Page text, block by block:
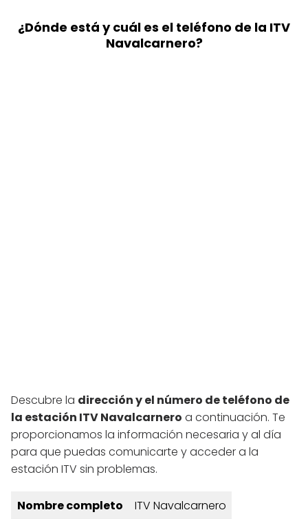
¿Dónde está y cuál es el teléfono de la ITV
Navalcarnero?
Descubre la dirección y el número de teléfono de
la estación ITV Navalcarnero a continuación. Te
proporcionamos la información necesaria y al día
para que puedas comunicarte y acceder a la
estación ITV sin problemas.
Nombre completo
ITV Navalcarnero